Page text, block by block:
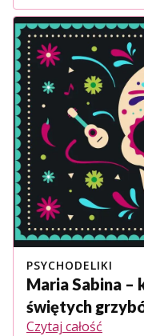
PSYCHODELIKI
Maria Sabina –
świętych
Czytaj całość